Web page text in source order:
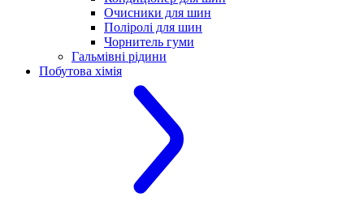
Очисники для шин
Поліролі для шин
Чорнитель гуми
Гальмівні рідини
Побутова хімія